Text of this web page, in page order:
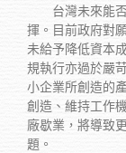
台灣未來能否
揮。目前政府對
未給予降低資本
規執行亦過於嚴
小企業所創造的
創造、維持工作
廠歇業，將導致
題。